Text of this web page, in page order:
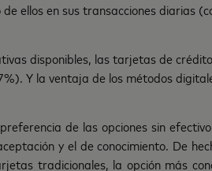
ellos en sus transacciones diarias
disponibles, las tarjetas de
Y la ventaja de los métodos
de las opciones sin
y el de conocimiento. De
tradicionales, la opción más